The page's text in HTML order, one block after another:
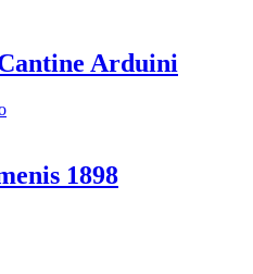
Arduini
1898